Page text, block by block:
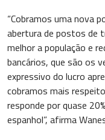
“Cobramos uma nova
abertura de postos de
melhor a população e
bancários, que são os
expressivo do lucro
cobramos mais
responde por quase
espanhol”, afirma